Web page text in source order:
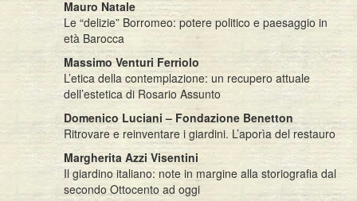
Mauro Natale
Le “delizie” Borromeo: potere politico e paesaggio in
età Barocca
Massimo Venturi Ferriolo
L’etica della contemplazione: un recupero attuale
dell’estetica di Rosario Assunto
Domenico Luciani – Fondazione Benetton
Ritrovare e reinventare i giardini. L’aporìa del restauro
Margherita Azzi Visentini
Il giardino italiano: note in margine alla storiografia dal
secondo Ottocento ad oggi